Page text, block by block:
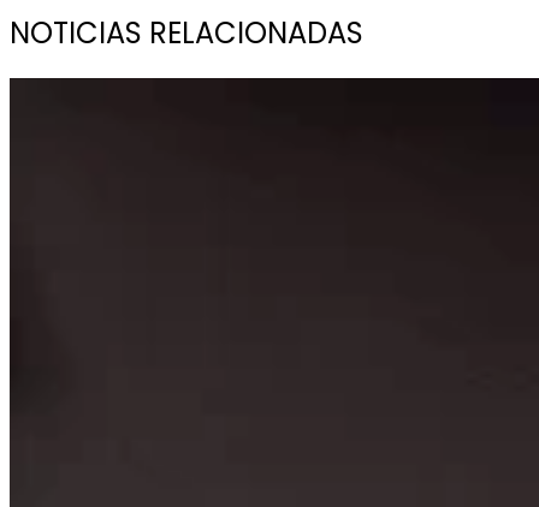
NOTICIAS RELACIONADAS